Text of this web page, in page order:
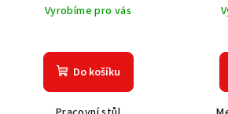
Vyrobíme pro vás
Do košíku